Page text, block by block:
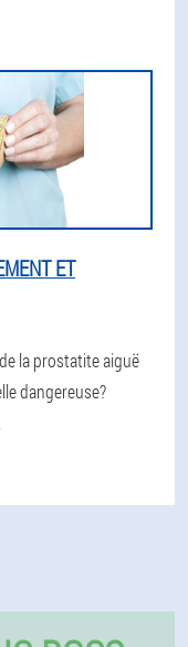
ET
la prostatite aiguë
dangereuse?